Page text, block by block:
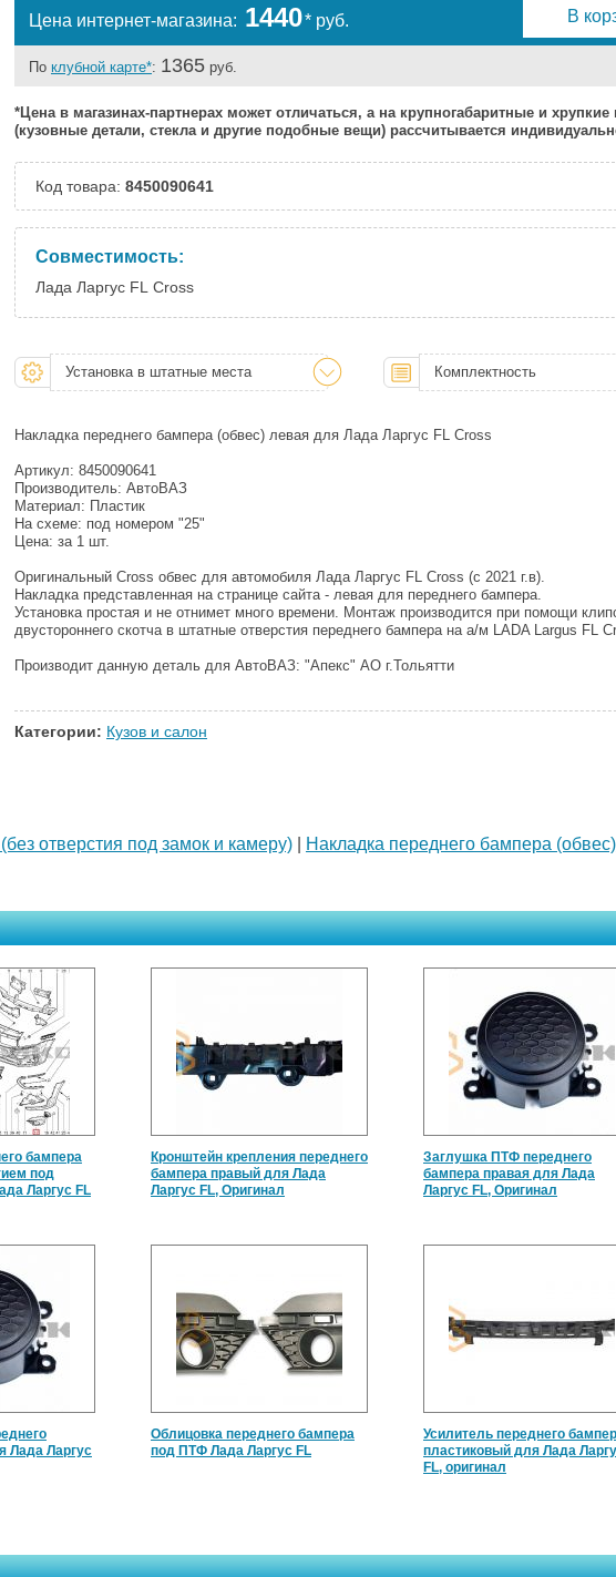
Цена интернет-магазина: 1440* руб. В
По клубной карте*: 1365 руб.
*Цена в магазинах-партнерах может отличаться, а на крупногабаритные и хрупкие
(кузовные детали, стекла и другие подобные вещи) рассчитывается
Код товара: 8450090641
Совместимость:
Лада Ларгус FL Cross
Установка в штатные места Комплектность
Накладка переднего бампера (обвес) левая для Лада Ларгус FL Cross
Артикул: 8450090641
Производитель: АвтоВАЗ
Материал: Пластик
На схеме: под номером "25"
Цена: за 1 шт.
Оригинальный Cross обвес для автомобиля Лада Ларгус FL Cross (с 2021 г.в).
Накладка представленная на странице сайта - левая для переднего бампера.
Установка простая и не отнимет много времени. Монтаж производится при помощи
двустороннего скотча в штатные отверстия переднего бампера на а/м LADA Largus FL
Производит данную деталь для АвтоВАЗ: "Апекс" АО г.Тольятти
Категории: Кузов и салон
отверстия под замок и камеру)
Накладка переднего бампера
бампера
под
Ларгус FL
Кронштейн крепления переднего
бампера правый для Лада
Ларгус FL, Оригинал
Заглушка ПТФ переднего
бампера правая для Лада
Ларгус FL, Оригинал
Лада Ларгус
Облицовка переднего бампера
под ПТФ Лада Ларгус FL
Усилитель переднего
пластиковый для Лада
FL, оригинал